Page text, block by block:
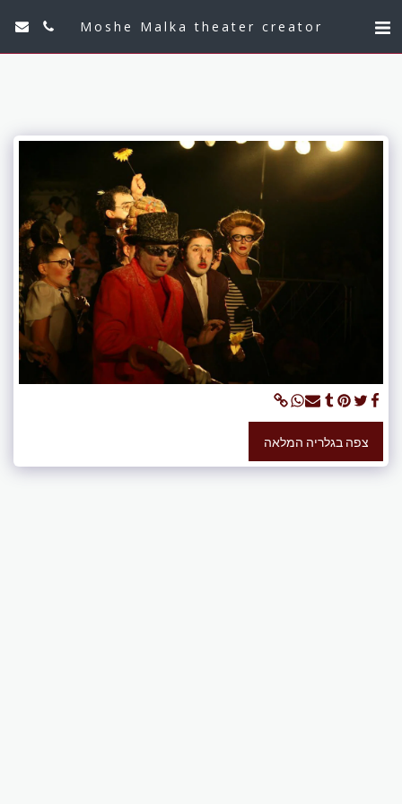
Moshe Malka theater creator
צפה בגלריה המלאה